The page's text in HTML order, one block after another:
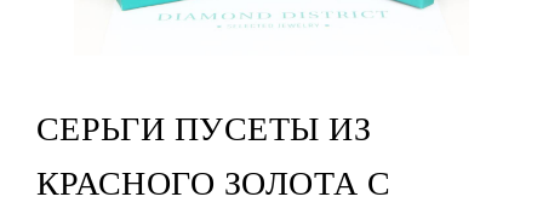
СЕРЬГИ ПУСЕТЫ ИЗ
КРАСНОГО ЗОЛОТА С